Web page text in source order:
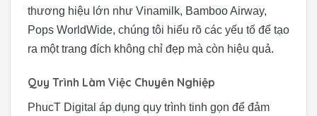
thương hiệu lớn như Vinamilk, Bamboo Airway,
Pops WorldWide, chúng tôi hiểu rõ các yếu tố để tạo
ra một trang đích không chỉ đẹp mà còn hiệu quả.
Quy Trình Làm Việc Chuyên Nghiệp
PhucT Digital áp dụng quy trình tinh gọn để đảm